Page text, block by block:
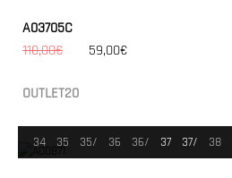
A03705C
110,00€
59,00€
OUTLET20
34 35 35/ 36 36/ 37 37/ 38